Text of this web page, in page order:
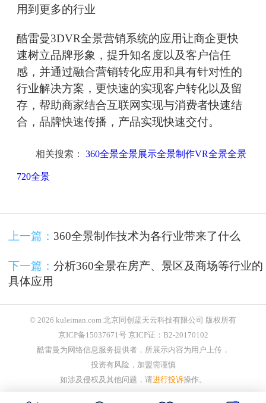
用到更多的行业
酷雷曼3DVR全景营销系统的应用让商企更快
速树立品牌形象，提升知名度以及客户信任
感，并通过融合营销转化应用和具有针对性的
行业解决方案，更快速的实现客户转化以及留
存，帮助商家结合互联网实现与消费者快速结
合，品牌快速传播，产品实现快速交付。
相关搜索： 360全景全景展示全景制作VR全景全景
720全景
上一篇： 360全景制作技术为各行业带来了什么
下一篇： 分析360全景在房产、景区及商场等行业的
具体应用
© 2026 kuleiman.com 北京同创蓝天云科技有限公司 版权所有
京ICP备15037671号 京ICP证：B2-20170102
酷雷曼为网络信息服务提供者，所展示内容为用户上传，
投资有风险，加盟需谨慎
如涉及侵权及其他问题，请进行投诉操作。